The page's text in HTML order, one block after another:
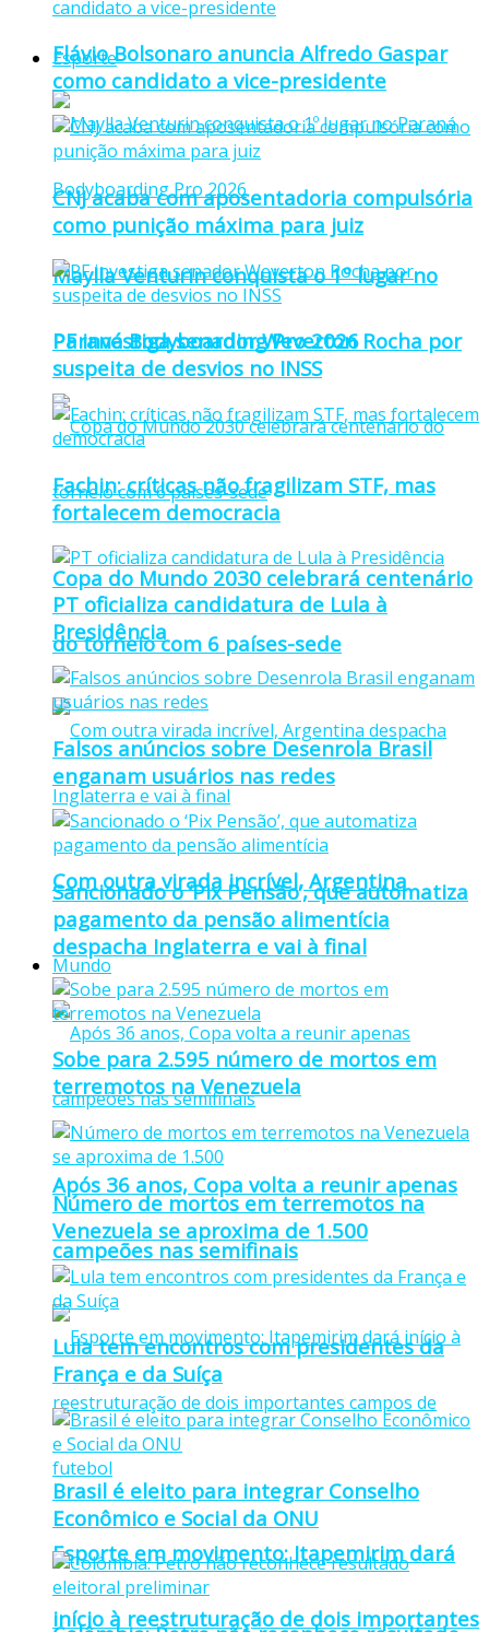
Esporte
Maylla Venturin conquista o 1º lugar no
Paraná Bodyboarding Pro 2026
Copa do Mundo 2030 celebrará centenário
do torneio com 6 países-sede
Com outra virada incrível, Argentina
despacha Inglaterra e vai à final
Após 36 anos, Copa volta a reunir apenas
campeões nas semifinais
Esporte em movimento: Itapemirim dará
início à reestruturação de dois importantes
Flávio Bolsonaro anuncia Alfredo Gaspar
como candidato a vice-presidente
CNJ acaba com aposentadoria compulsória
como punição máxima para juiz
PF investiga senador Weverton Rocha por
suspeita de desvios no INSS
Fachin: críticas não fragilizam STF, mas
fortalecem democracia
PT oficializa candidatura de Lula à
Presidência
Falsos anúncios sobre Desenrola Brasil
enganam usuários nas redes
Sancionado o ‘Pix Pensão’, que automatiza
pagamento da pensão alimentícia
Mundo
Sobe para 2.595 número de mortos em
terremotos na Venezuela
Número de mortos em terremotos na
Venezuela se aproxima de 1.500
Lula tem encontros com presidentes da
França e da Suíça
Brasil é eleito para integrar Conselho
Econômico e Social da ONU